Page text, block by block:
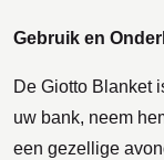
Gebruik en
De Giotto Blanket
uw bank, neem
een gezellige